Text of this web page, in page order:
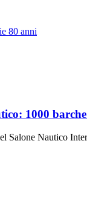
80 anni
1000
Salone Nautico